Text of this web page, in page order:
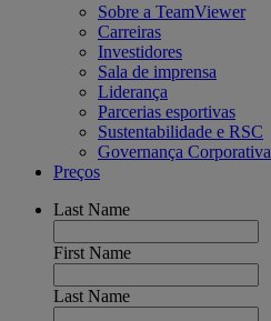
Sobre a TeamViewer
Carreiras
Investidores
Sala de imprensa
Liderança
Parcerias esportivas
Sustentabilidade e RSC
Governança Corporativa
Preços
Last Name
First Name
Last Name